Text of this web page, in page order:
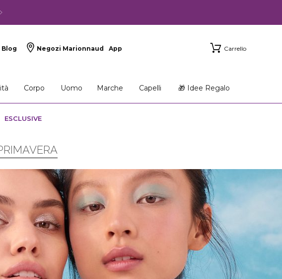
Blog Negozi Marionnaud App Carrello
Corpo Uomo Marche Capelli 🎁 Idee Regalo
ESCLUSIVE